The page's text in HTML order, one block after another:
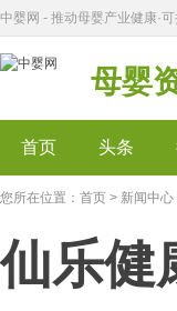
中婴网 - 推动母婴产业健康·
母婴
首页 头条
您所在位置： 首页 > 新闻中心
仙乐健